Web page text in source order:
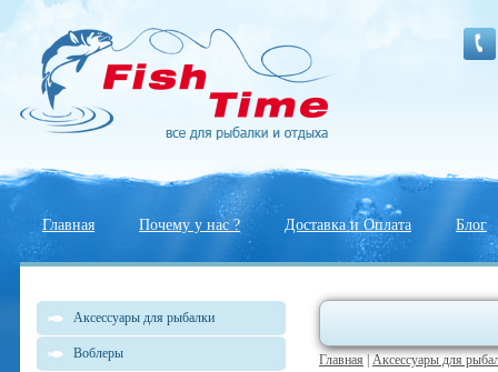
Главная Почему у нас ? Доставка и Оплата Блог
Аксессуары для рыбалки
Воблеры Главная Аксессуары для